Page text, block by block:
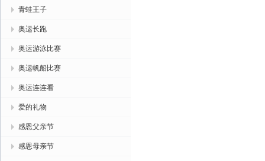
青蛙王子
奥运长跑
奥运游泳比赛
奥运帆船比赛
奥运连连看
爱的礼物
感恩父亲节
感恩母亲节